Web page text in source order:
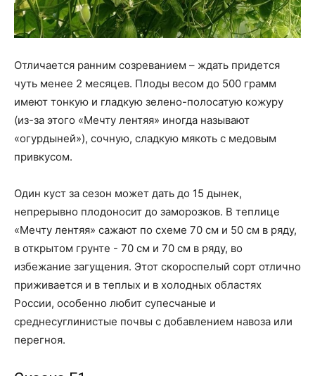
Отличается ранним созреванием – ждать придется
чуть менее 2 месяцев. Плоды весом до 500 грамм
имеют тонкую и гладкую зелено-полосатую кожуру
(из-за этого «Мечту лентяя» иногда называют
«огурдыней»), сочную, сладкую мякоть с медовым
привкусом.
Один куст за сезон может дать до 15 дынек,
непрерывно плодоносит до заморозков. В теплице
«Мечту лентяя» сажают по схеме 70 см и 50 см в ряду,
в открытом грунте - 70 см и 70 см в ряду, во
избежание загущения. Этот скороспелый сорт отлично
приживается и в теплых и в холодных областях
России, особенно любит супесчаные и
среднесуглинистые почвы с добавлением навоза или
перегноя.